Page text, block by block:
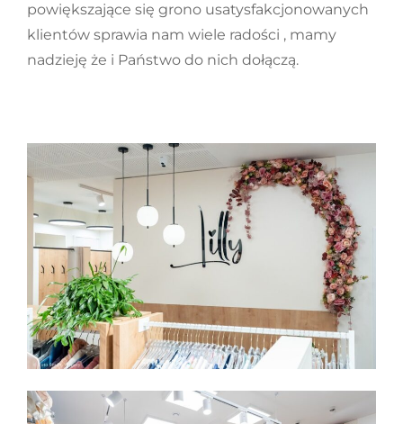
powiększające się grono usatysfakcjonowanych
klientów sprawia nam wiele radości , mamy
nadzieję że i Państwo do nich dołączą.